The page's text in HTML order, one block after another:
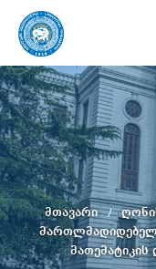
მთავარი
მათემატიკის